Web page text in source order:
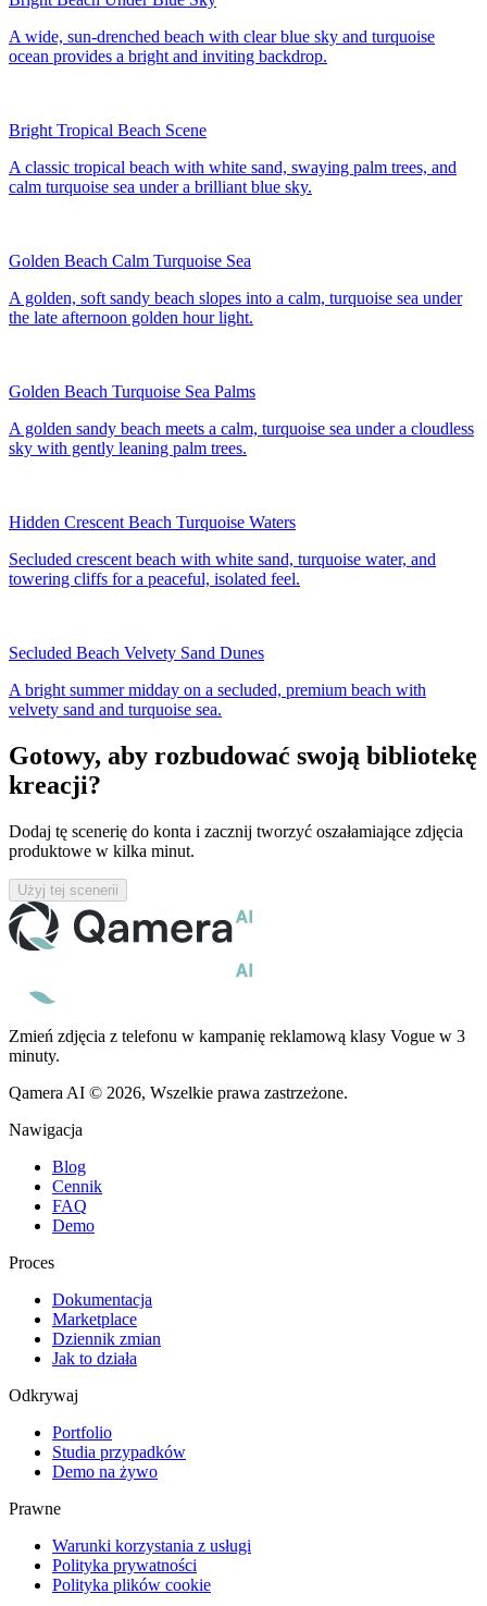
A wide, sun-drenched beach with clear blue sky and turquoise
ocean provides a bright and inviting backdrop.
Bright Tropical Beach Scene
A classic tropical beach with white sand, swaying palm trees, and
calm turquoise sea under a brilliant blue sky.
Golden Beach Calm Turquoise Sea
A golden, soft sandy beach slopes into a calm, turquoise sea under
the late afternoon golden hour light.
Golden Beach Turquoise Sea Palms
A golden sandy beach meets a calm, turquoise sea under a cloudless
sky with gently leaning palm trees.
Hidden Crescent Beach Turquoise Waters
Secluded crescent beach with white sand, turquoise water, and
towering cliffs for a peaceful, isolated feel.
Secluded Beach Velvety Sand Dunes
A bright summer midday on a secluded, premium beach with
velvety sand and turquoise sea.
Gotowy, aby rozbudować swoją bibliotekę
kreacji?
Dodaj tę scenerię do konta i zacznij tworzyć oszałamiające zdjęcia
produktowe w kilka minut.
Użyj tej scenerii
Zmień zdjęcia z telefonu w kampanię reklamową klasy Vogue w 3
minuty.
Qamera AI © 2026, Wszelkie prawa zastrzeżone.
Nawigacja
Blog
Cennik
FAQ
Demo
Proces
Dokumentacja
Marketplace
Dziennik zmian
Jak to działa
Odkrywaj
Portfolio
Studia przypadków
Demo na żywo
Prawne
Warunki korzystania z usługi
Polityka prywatności
Polityka plików cookie